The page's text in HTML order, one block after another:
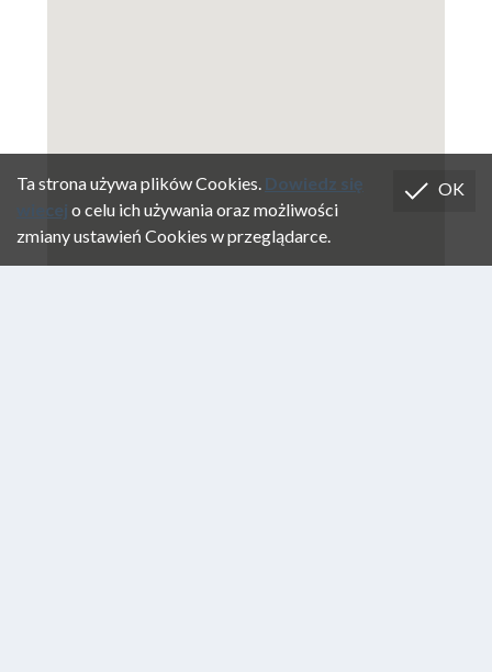
OK
Ta strona używa plików Cookies. Dowiedz się
wiecej o celu ich używania oraz możliwości
zmiany ustawień Cookies w przeglądarce.